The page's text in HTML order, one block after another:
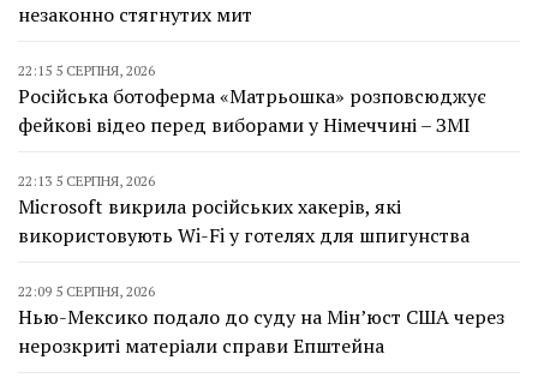
незаконно стягнутих мит
22:15 5 СЕРПНЯ, 2026
Російська ботоферма «Матрьошка» розповсюджує
фейкові відео перед виборами у Німеччині – ЗМІ
22:13 5 СЕРПНЯ, 2026
Microsoft викрила російських хакерів, які
використовують Wi-Fi у готелях для шпигунства
22:09 5 СЕРПНЯ, 2026
Нью-Мексико подало до суду на Мін’юст США через
нерозкриті матеріали справи Епштейна